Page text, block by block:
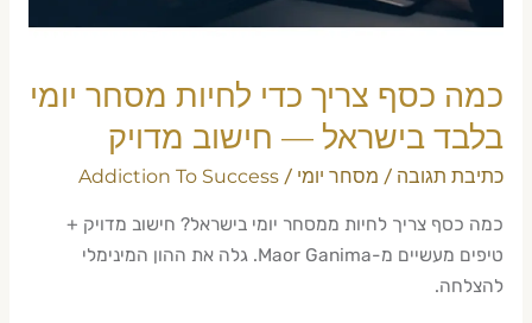
כמה כסף צריך כדי לחיות מסחר יומי
בלבד בישראל — חישוב מדויק
כתיבת תגובה / מסחר יומי /
Addiction To Success
כמה כסף צריך לחיות ממסחר יומי בישראל? חישוב מדויק +
טיפים מעשיים מ-Maor Ganima. גלה את ההון המינימלי
להצלחה.
בלבד
חישוב
מדויק